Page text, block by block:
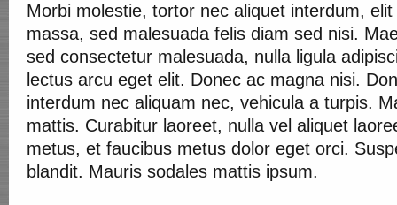
Morbi molestie, tortor nec aliquet interdum,
massa, sed malesuada felis diam sed nisi.
sed consectetur malesuada, nulla ligula
lectus arcu eget elit. Donec ac magna nisi.
interdum nec aliquam nec, vehicula a turpis.
mattis. Curabitur laoreet, nulla vel aliquet
metus, et faucibus metus dolor eget orci.
blandit. Mauris sodales mattis ipsum.